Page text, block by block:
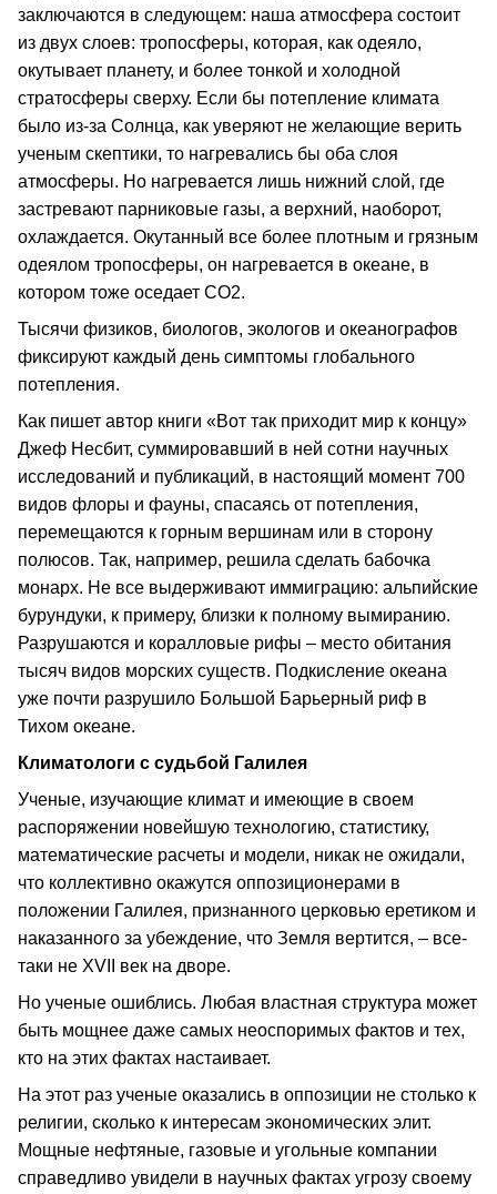
заключаются в следующем: наша атмосфера состоит
из двух слоев: тропосферы, которая, как одеяло,
окутывает планету, и более тонкой и холодной
стратосферы сверху. Если бы потепление климата
было из-за Солнца, как уверяют не желающие верить
ученым скептики, то нагревались бы оба слоя
атмосферы. Но нагревается лишь нижний слой, где
застревают парниковые газы, а верхний, наоборот,
охлаждается. Окутанный все более плотным и грязным
одеялом тропосферы, он нагревается в океане, в
котором тоже оседает СО2.
Тысячи физиков, биологов, экологов и океанографов
фиксируют каждый день симптомы глобального
потепления.
Как пишет автор книги «Вот так приходит мир к концу»
Джеф Несбит, суммировавший в ней сотни научных
исследований и публикаций, в настоящий момент 700
видов флоры и фауны, спасаясь от потепления,
перемещаются к горным вершинам или в сторону
полюсов. Так, например, решила сделать бабочка
монарх. Не все выдерживают иммиграцию: альпийские
бурундуки, к примеру, близки к полному вымиранию.
Разрушаются и коралловые рифы – место обитания
тысяч видов морских существ. Подкисление океана
уже почти разрушило Большой Барьерный риф в
Тихом океане.
Климатологи с судьбой Галилея
Ученые, изучающие климат и имеющие в своем
распоряжении новейшую технологию, статистику,
математические расчеты и модели, никак не ожидали,
что коллективно окажутся оппозиционерами в
положении Галилея, признанного церковью еретиком и
наказанного за убеждение, что Земля вертится, – все-
таки не XVII век на дворе.
Но ученые ошиблись. Любая властная структура может
быть мощнее даже самых неоспоримых фактов и тех,
кто на этих фактах настаивает.
На этот раз ученые оказались в оппозиции не столько к
религии, сколько к интересам экономических элит.
Мощные нефтяные, газовые и угольные компании
справедливо увидели в научных фактах угрозу своему